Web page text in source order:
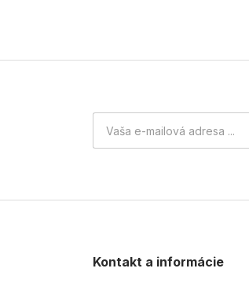
Kontakt a informácie